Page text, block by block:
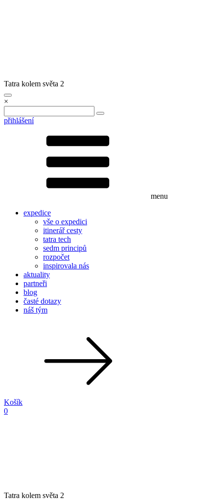
Tatra kolem světa 2
×
přihlášení
menu
expedice
vše o expedici
itinerář cesty
tatra tech
sedm principů
rozpočet
inspirovala nás
aktuality
partneři
blog
časté dotazy
náš tým
Košík
0
Tatra kolem světa 2